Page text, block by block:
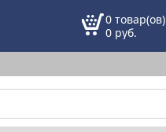
0 товар(ов)
0 руб.